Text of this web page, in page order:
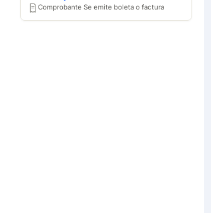
Comprobante Se emite boleta o factura